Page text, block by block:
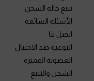
تتبع حالة الشحن
الأسئلة الشائعة
اتصل بنا
التوعية ضد الاحتيال
العضوية المميزة
الشحن والتتبع